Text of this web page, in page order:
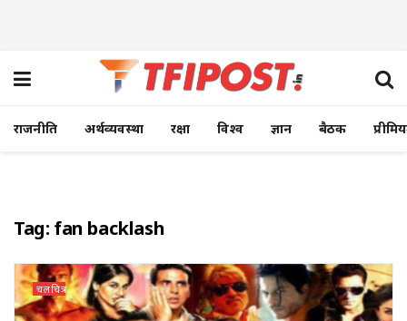
राजनीति अर्थव्यवस्था रक्षा विश्व ज्ञान बैठक
Tag: fan backlash
चलचित्र